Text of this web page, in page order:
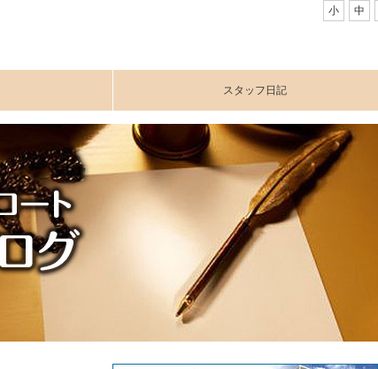
スタッフ日記
小 中